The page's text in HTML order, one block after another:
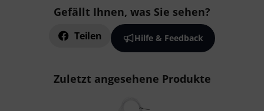
Gefällt Ihnen, was Sie sehen?
Teilen Hilfe & Feedback
Zuletzt angesehene Produkte